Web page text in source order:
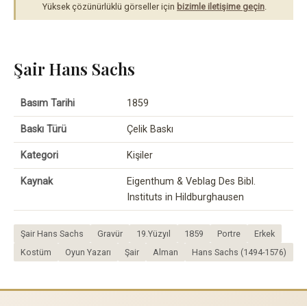
Yüksek çözünürlüklü görseller için bizimle iletişime geçin
Şair Hans Sachs
Basım Tarihi 1859
Baskı Türü Çelik Baskı
Kategori Kişiler
Kaynak
Eigenthum & Veblag Des Bibl.
Instituts in Hildburghausen
Şair Hans Sachs Gravür 19.Yüzyıl 1859 Portre
Erkek
Kostüm
Oyun Yazarı Şair Alman Hans Sachs (1494-1576)